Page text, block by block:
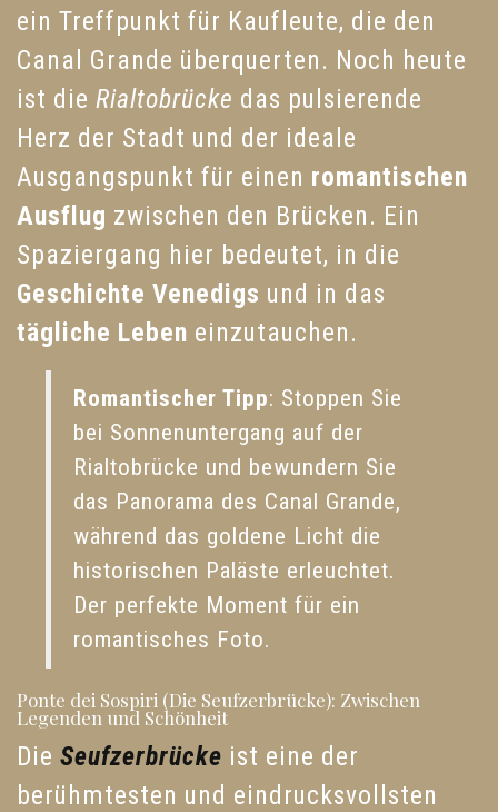
ein Treffpunkt für Kaufleute, die den
Canal Grande überquerten. Noch heute
ist die Rialtobrücke das pulsierende
Herz der Stadt und der ideale
Ausgangspunkt für einen romantischen
Ausflug zwischen den Brücken. Ein
Spaziergang hier bedeutet, in die
Geschichte Venedigs und in das
tägliche Leben einzutauchen.
Romantischer Tipp: Stoppen Sie
bei Sonnenuntergang auf der
Rialtobrücke und bewundern Sie
das Panorama des Canal Grande,
während das goldene Licht die
historischen Paläste erleuchtet.
Der perfekte Moment für ein
romantisches Foto.
Ponte dei Sospiri (Die Seufzerbrücke): Zwischen
Legenden und Schönheit
Die Seufzerbrücke ist eine der
berühmtesten und eindrucksvollsten